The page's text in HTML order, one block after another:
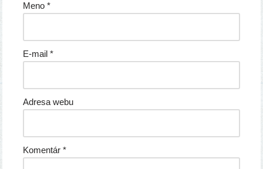
Meno*
E-mail*
Adresa webu
Komentár*